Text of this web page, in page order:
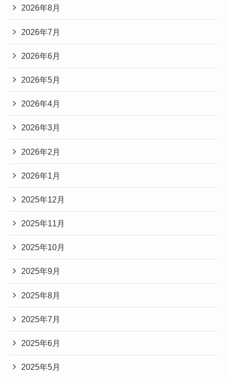
2026年8月
2026年7月
2026年6月
2026年5月
2026年4月
2026年3月
2026年2月
2026年1月
2025年12月
2025年11月
2025年10月
2025年9月
2025年8月
2025年7月
2025年6月
2025年5月